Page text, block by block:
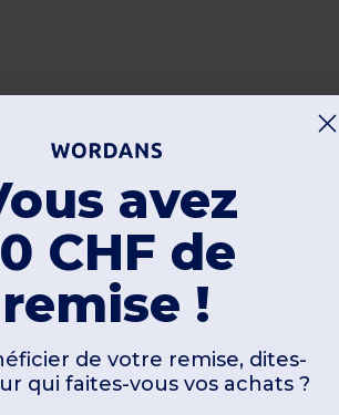
avez
CHF de
remise !
de votre remise, dites-
qui faites-vous vos achats ?